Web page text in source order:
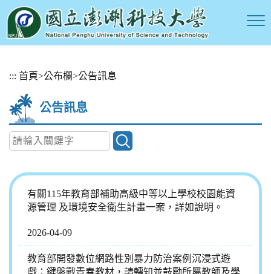
::: 首頁>公布欄>公告訊息
公告訊息
有關115年教育部補助高級中等以上學校校園能資
源管理 及環境安全衛生計畫一案，詳如說明。
2026-04-09
教育部開發數位網路性別暴力防治案例沉浸式遊
戲：鍵盤戰青春教材，請轉知並鼓勵所屬教師及學